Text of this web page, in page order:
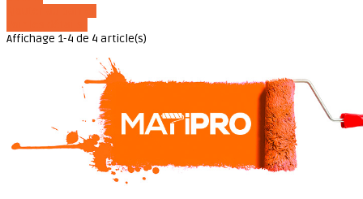
Affichage 1-4 de 4 article(s)